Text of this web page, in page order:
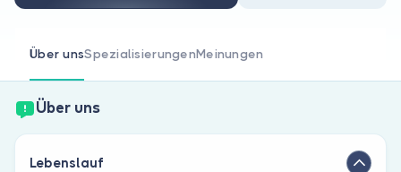
Sind Sie Arzt?
Über unsSpezialisierungenMeinungen
Über uns
Lebenslauf